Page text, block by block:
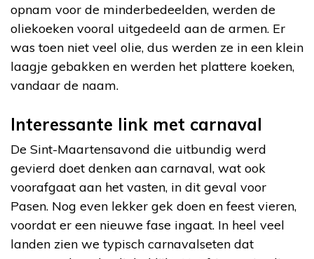
opnam voor de minderbedeelden, werden de
oliekoeken vooral uitgedeeld aan de armen. Er
was toen niet veel olie, dus werden ze in een klein
laagje gebakken en werden het plattere koeken,
vandaar de naam.
Interessante link met carnaval
De Sint-Maartensavond die uitbundig werd
gevierd doet denken aan carnaval, wat ook
voorafgaat aan het vasten, in dit geval voor
Pasen. Nog even lekker gek doen en feest vieren,
voordat er een nieuwe fase ingaat. In heel veel
landen zien we typisch carnavalseten dat